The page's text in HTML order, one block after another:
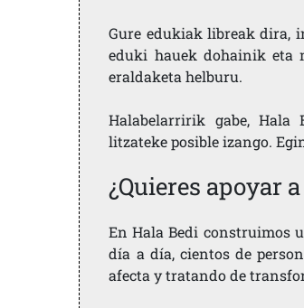
Gure edukiak libreak dira,
eduki hauek dohainik eta
eraldaketa helburu.
Halabelarririk gabe, Hala
litzateke posible izango.
¿Quieres apoyar
En Hala Bedi construimos
día a día, cientos de
afecta y tratando de